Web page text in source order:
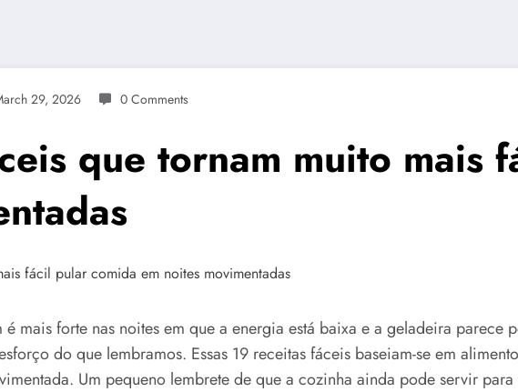
29, 2026 0 Comments
que tornam muito mais
mais forte nas noites em que a energia está baixa e a geladeira
do que lembramos. Essas 19 receitas fáceis baseiam-se em
Um pequeno lembrete de que a cozinha ainda pode servir